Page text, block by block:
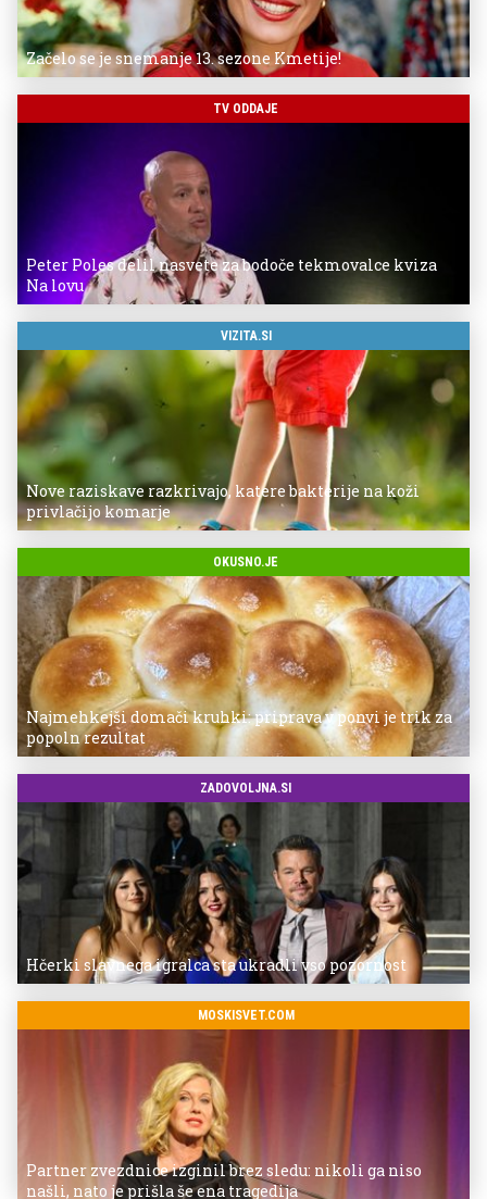
Začelo se je snemanje 13. sezone Kmetije!
TV ODDAJE
Peter Poles delil nasvete za bodoče tekmovalce kviza
Na lovu
VIZITA.SI
Nove raziskave razkrivajo, katere bakterije na koži
privlačijo komarje
OKUSNO.JE
Najmehkejši domači kruhki: priprava v ponvi je trik za
popoln rezultat
ZADOVOLJNA.SI
Hčerki slavnega igralca sta ukradli vso pozornost
MOSKISVET.COM
Partner zvezdnice izginil brez sledu: nikoli ga niso
našli, nato je prišla še ena tragedija